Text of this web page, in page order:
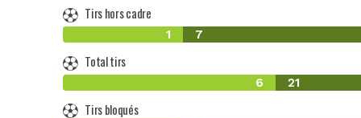
Tirs hors cadre
1 7
Total tirs
6 21
Tirs bloqués